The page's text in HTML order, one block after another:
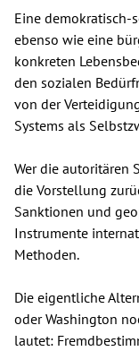
Eine demokratisch-
ebenso wie eine
konkreten
den sozialen
von der
Systems als
Wer die autoritären
die Vorstellung
Sanktionen und
Instrumente
Methoden.
Die eigentliche
oder Washington
lautet: